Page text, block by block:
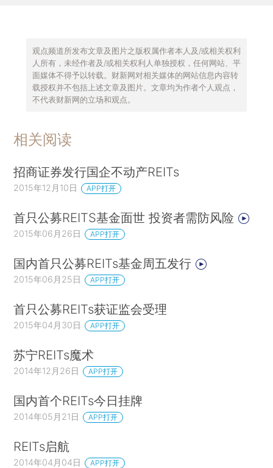
观点频道所发布文章及图片之版权属作者本人及/或相关权利
人所有，未经作者及/或相关权利人单独授权，任何网站、平
面媒体不得予以转载。财新网对相关媒体的网站信息内容转
载授权并不包括上述文章及图片。文章均为作者个人观点，
不代表财新网的立场和观点。
相关阅读
招商证券发行国企不动产REITs
2015年12月10日 APP打开
首只公募REITS基金面世 投资者需防风险
2015年06月26日 APP打开
国内首只公募REITs基金周五发行
2015年06月25日 APP打开
首只公募REITs获证监会受理
2015年04月30日 APP打开
苏宁REITs魔术
2014年12月26日 APP打开
国内首个REITs今日挂牌
2014年05月21日 APP打开
REITs启航
2014年04月04日 APP打开